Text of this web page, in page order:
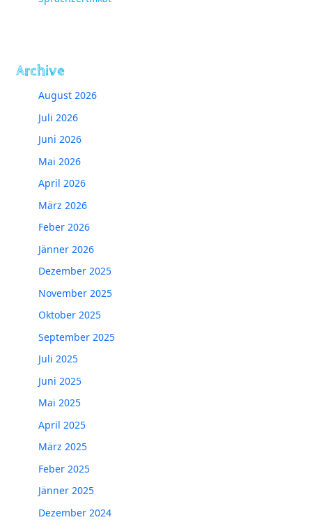
Archive
August 2026
Juli 2026
Juni 2026
Mai 2026
April 2026
März 2026
Feber 2026
Jänner 2026
Dezember 2025
November 2025
Oktober 2025
September 2025
Juli 2025
Juni 2025
Mai 2025
April 2025
März 2025
Feber 2025
Jänner 2025
Dezember 2024